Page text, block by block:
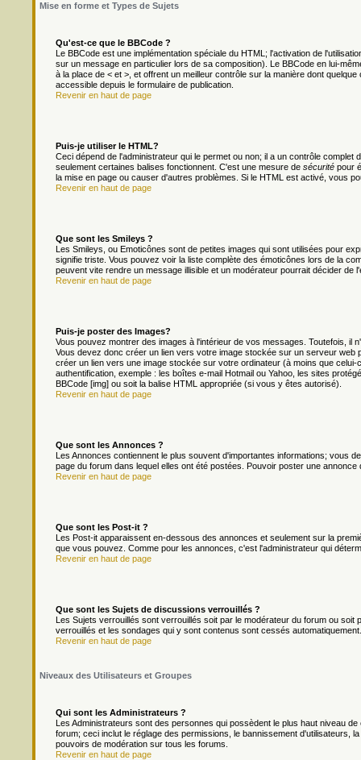
Mise en forme et Types de Sujets
Qu'est-ce que le BBCode ?
Le BBCode est une implémentation spéciale du HTML; l'activation de
sur un message en particulier lors de sa composition). Le BBCode en lui-
à la place de < et >, et offrent un meilleur contrôle sur la manière dont
accessible depuis le formulaire de publication.
Revenir en haut de page
Puis-je utiliser le HTML?
Ceci dépend de l'administrateur qui le permet ou non; il a un contrôle
seulement certaines balises fonctionnent. C'est une mesure de sécurité pour
la mise en page ou causer d'autres problèmes. Si le HTML est activé, vous
Revenir en haut de page
Que sont les Smileys ?
Les Smileys, ou Emoticônes sont de petites images qui sont utilisées pour
signifie triste. Vous pouvez voir la liste complète des émoticônes lors de la
peuvent vite rendre un message illisible et un modérateur pourrait décider de
Revenir en haut de page
Puis-je poster des Images?
Vous pouvez montrer des images à l'intérieur de vos messages. Toutefois,
Vous devez donc créer un lien vers votre image stockée sur un serveur web
créer un lien vers une image stockée sur votre ordinateur (à moins que
authentification, exemple : les boîtes e-mail Hotmail ou Yahoo, les sites
BBCode [img] ou soit la balise HTML appropriée (si vous y êtes autorisé).
Revenir en haut de page
Que sont les Annonces ?
Les Annonces contiennent le plus souvent d'importantes informations; vous
page du forum dans lequel elles ont été postées. Pouvoir poster une
Revenir en haut de page
Que sont les Post-it ?
Les Post-it apparaissent en-dessous des annonces et seulement sur la
que vous pouvez. Comme pour les annonces, c'est l'administrateur qui
Revenir en haut de page
Que sont les Sujets de discussions verrouillés ?
Les Sujets verrouillés sont verrouillés soit par le modérateur du forum ou
verrouillés et les sondages qui y sont contenus sont cessés
Revenir en haut de page
Niveaux des Utilisateurs et Groupes
Qui sont les Administrateurs ?
Les Administrateurs sont des personnes qui possèdent le plus haut niveau
forum; ceci inclut le réglage des permissions, le bannissement d'utilisateurs,
pouvoirs de modération sur tous les forums.
Revenir en haut de page